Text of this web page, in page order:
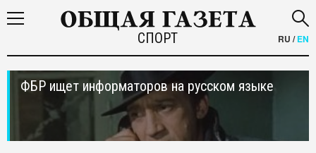
СПОРТ RU /EN
ФБР ищет информаторов на русском языке